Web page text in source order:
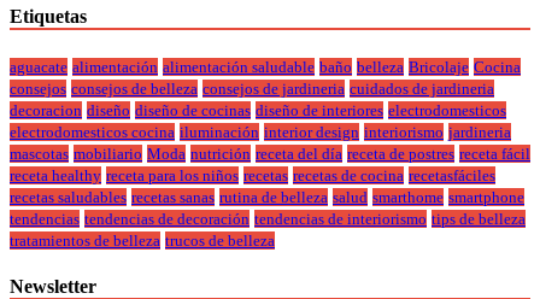
Etiquetas
aguacate alimentación alimentación saludable baño belleza Bricolaje Cocina
consejos consejos de belleza consejos de jardineria cuidados de jardineria
decoracion diseño diseño de cocinas diseño de interiores electrodomesticos
electrodomesticos cocina iluminación interior design interiorismo jardineria
mascotas mobiliario Moda nutrición receta del día receta de postres receta fácil
receta healthy receta para los niños recetas recetas de cocina recetasfáciles
recetas saludables recetas sanas rutina de belleza salud smarthome smartphone
tendencias tendencias de decoración tendencias de interiorismo tips de belleza
tratamientos de belleza trucos de belleza
Newsletter